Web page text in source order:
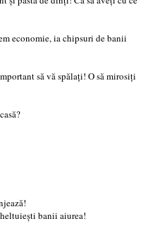
economie, ia chipsuri de banii
să vă spălați! O să mirosiți
banii aiurea!